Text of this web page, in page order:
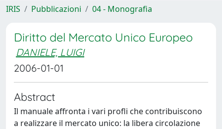
IRIS Pubblicazioni 04 - Monografia
Diritto del Mercato Unico Europeo
DANIELE, LUIGI
2006-01-01
Abstract
Il manuale affronta i vari profli che contribuiscono
a realizzare il mercato unico: la libera circolazione